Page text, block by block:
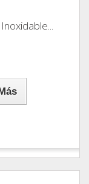
Más